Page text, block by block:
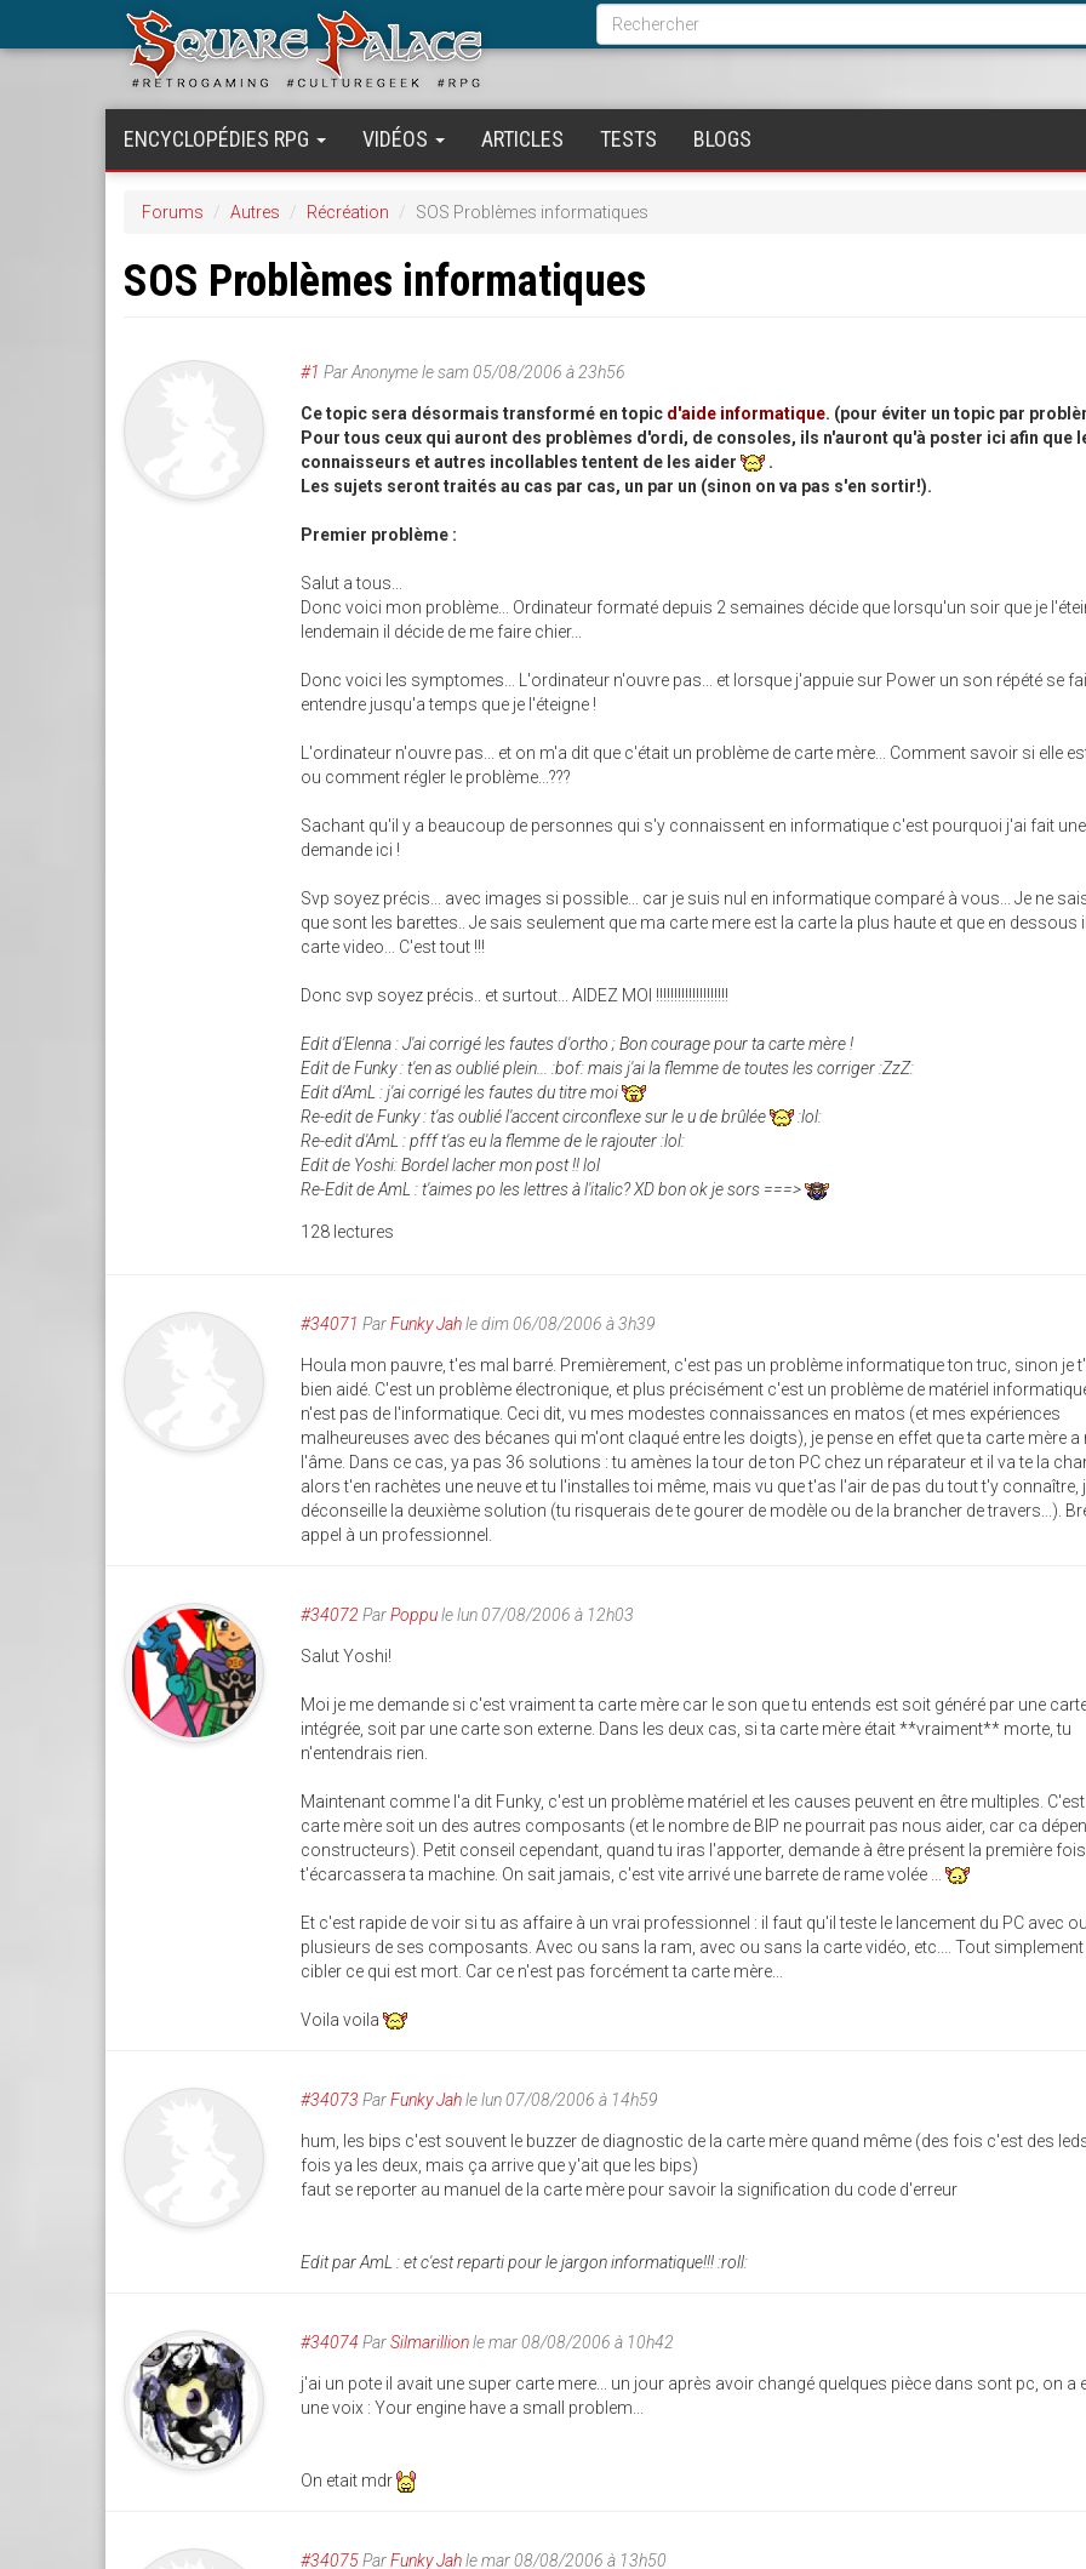
Formulaire
de
recherche
Rechercher
ENCYCLOPÉDIES RPG VIDÉOS ARTICLES TESTS BLOGS
Forums Autres Récréation SOS Problèmes informatiques
SOS Problèmes informatiques
#1 ParAnonymelesam 05/08/2006 à 23h56
Ce topic sera désormais transformé en topic d'aide informatique. (pour éviter un topic par
Pour tous ceux qui auront des problèmes d'ordi, de consoles, ils n'auront qu'à poster ici afin que
connaisseurs et autres incollables tentent de les aider
.
Les sujets seront traités au cas par cas, un par un (sinon on va pas s'en sortir!).
Premier problème :
Salut a tous...
Donc voici mon problème... Ordinateur formaté depuis 2 semaines décide que lorsqu'un soir que je
lendemain il décide de me faire chier...
Donc voici les symptomes... L'ordinateur n'ouvre pas... et lorsque j'appuie sur Power un son répété se
entendre jusqu'a temps que je l'éteigne !
L'ordinateur n'ouvre pas... et on m'a dit que c'était un problème de carte mère... Comment savoir si elle est
ou comment régler le problème...???
Sachant qu'il y a beaucoup de personnes qui s'y connaissent en informatique c'est pourquoi j'ai fait une
demande ici !
Svp soyez précis... avec images si possible... car je suis nul en informatique comparé à vous... Je ne
que sont les barettes.. Je sais seulement que ma carte mere est la carte la plus haute et que en dessous
carte video... C'est tout !!!
Donc svp soyez précis.. et surtout... AIDEZ MOI !!!!!!!!!!!!!!!!!!!!
Edit d'Elenna : J'ai corrigé les fautes d'ortho ; Bon courage pour ta carte mère !
Edit de Funky : t'en as oublié plein... :bof: mais j'ai la flemme de toutes les corriger :ZzZ:
Edit d'AmL : j'ai corrigé les fautes du titre moi
Re-edit de Funky : t'as oublié l'accent circonflexe sur le u de brûlée
:lol:
Re-edit d'AmL : pfff t'as eu la flemme de le rajouter :lol:
Edit de Yoshi: Bordel lacher mon post !! lol
Re-Edit de AmL : t'aimes po les lettres à l'italic? XD bon ok je sors ===>
128 lectures
#34071 ParFunky Jahle dim 06/08/2006 à 3h39
Houla mon pauvre, t'es mal barré. Premièrement, c'est pas un problème informatique ton truc, sinon je
bien aidé. C'est un problème électronique, et plus précisément c'est un problème de matériel
n'est pas de l'informatique. Ceci dit, vu mes modestes connaissances en matos (et mes expériences
malheureuses avec des bécanes qui m'ont claqué entre les doigts), je pense en effet que ta carte mère a
l'âme. Dans ce cas, ya pas 36 solutions : tu amènes la tour de ton PC chez un réparateur et il va te la
alors t'en rachètes une neuve et tu l'installes toi même, mais vu que t'as l'air de pas du tout t'y connaître,
déconseille la deuxième solution (tu risquerais de te gourer de modèle ou de la brancher de travers...).
appel à un professionnel.
#34072 ParPoppule lun 07/08/2006 à 12h03
Salut Yoshi!
Moi je me demande si c'est vraiment ta carte mère car le son que tu entends est soit généré par une
intégrée, soit par une carte son externe. Dans les deux cas, si ta carte mère était **vraiment** morte, tu
n'entendrais rien.
Maintenant comme l'a dit Funky, c'est un problème matériel et les causes peuvent en être multiples.
carte mère soit un des autres composants (et le nombre de BIP ne pourrait pas nous aider, car ca
constructeurs). Petit conseil cependant, quand tu iras l'apporter, demande à être présent la première
t'écarcassera ta machine. On sait jamais, c'est vite arrivé une barrete de rame volée ...
Et c'est rapide de voir si tu as affaire à un vrai professionnel : il faut qu'il teste le lancement du PC avec
plusieurs de ses composants. Avec ou sans la ram, avec ou sans la carte vidéo, etc.... Tout
cibler ce qui est mort. Car ce n'est pas forcément ta carte mère...
Voila voila
#34073 ParFunky Jahle lun 07/08/2006 à 14h59
hum, les bips c'est souvent le buzzer de diagnostic de la carte mère quand même (des fois c'est des
fois ya les deux, mais ça arrive que y'ait que les bips)
faut se reporter au manuel de la carte mère pour savoir la signification du code d'erreur
Edit par AmL : et c'est reparti pour le jargon informatique!!! :roll:
#34074 ParSilmarillionle mar 08/08/2006 à 10h42
j'ai un pote il avait une super carte mere... un jour après avoir changé quelques pièce dans sont pc, on a
une voix : Your engine have a small problem...
On etait mdr
#34075ParFunky Jahle mar 08/08/2006 à 13h50